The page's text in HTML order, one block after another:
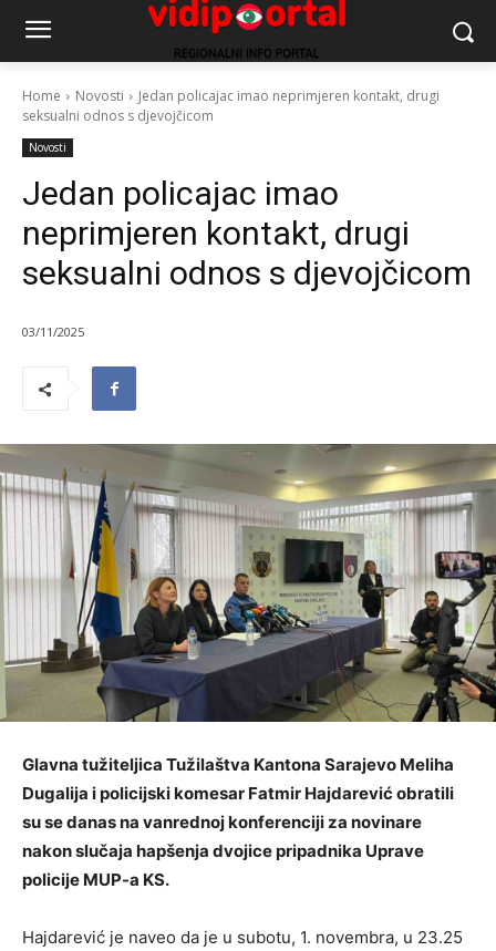
Home Novosti
Jedan policajac imao neprimjeren kontakt, drugi
seksualni odnos s djevojčicom
Novosti
Jedan policajac imao
neprimjeren kontakt, drugi
seksualni odnos s djevojčicom
03/11/2025
Glavna tužiteljica Tužilaštva Kantona Sarajevo Meliha
Dugalija i policijski komesar Fatmir Hajdarević obratili
su se danas na vanrednoj konferenciji za novinare
nakon slučaja hapšenja dvojice pripadnika Uprave
policije MUP-a KS.
Hajdarević je naveo da je u subotu, 1. novembra, u 23.25